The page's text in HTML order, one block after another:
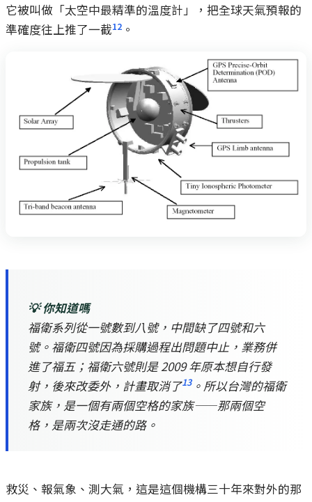
它被叫做「太空中最精準的溫度計」，把全球天氣預報的
準確度往上推了一截12 。
💡 你知道嗎
福衛系列從一號數到八號，中間缺了四號和六
號。福衛四號因為採購過程出問題中止，業務併
進了福五；福衛六號則是 2009 年原本想自行發
射，後來改委外，計畫取消了13。所以台灣的福衛
家族，是一個有兩個空格的家族——那兩個空
格，是兩次沒走通的路。
救災、報氣象、測大氣，這是這個機構三十年來對外的那